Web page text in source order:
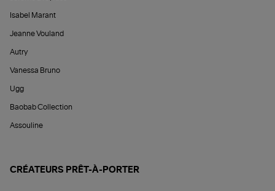
Isabel Marant
Jeanne Vouland
Autry
Vanessa Bruno
Ugg
Baobab Collection
Assouline
CRÉATEURS PRÊT-À-PORTER